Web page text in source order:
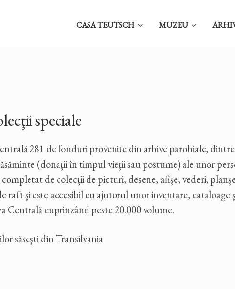
CASA TEUTSCH MUZEU
speciale
281 de fonduri provenite din arhive parohiale, dintre
(donaţii în timpul vieţii sau postume) ale unor
de colecţii de picturi, desene, afişe, vederi,
şi este accesibil cu ajutorul unor inventare, cataloage
Centrală cuprinzând peste 20.000 volume.
săseşti din Transilvania